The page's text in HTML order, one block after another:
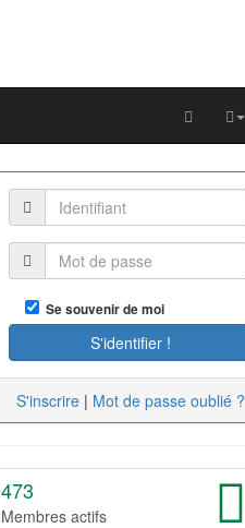
Se souvenir de moi
S'inscrire | Mot de passe oublié ?
473
Membres actifs